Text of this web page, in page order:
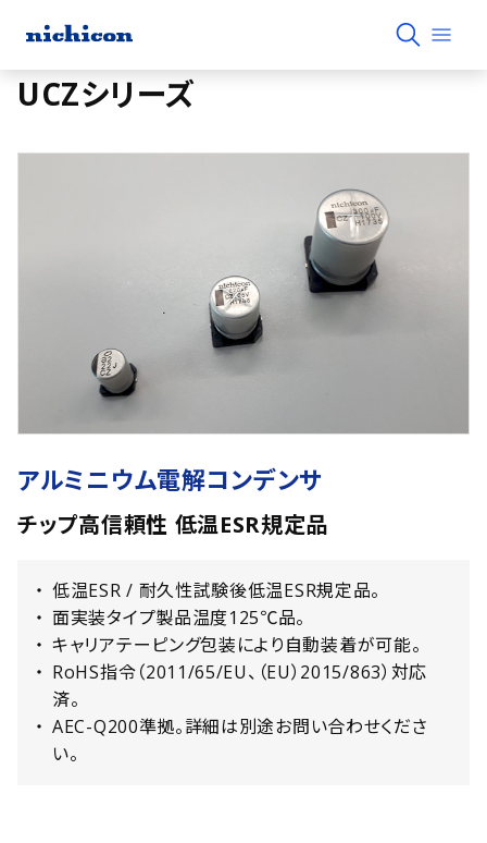
UCZシリーズ
アルミニウム電解コンデンサ
チップ高信頼性 低温ESR規定品
低温ESR / 耐久性試験後低温ESR規定品。
面実装タイプ製品温度125℃品。
キャリアテーピング包装により自動装着が可能。
RoHS指令（2011/65/EU、（EU）2015/863）対応
済。
AEC-Q200準拠。詳細は別途お問い合わせくださ
い。